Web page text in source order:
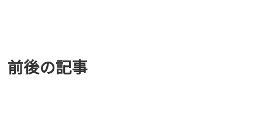
前後の記事